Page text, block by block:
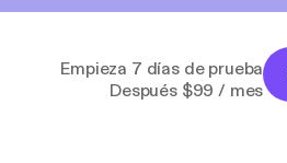
Empieza 7 días de prueba
Después $99 / mes